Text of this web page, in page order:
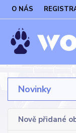
O NÁS
Novinky
Nově přidané